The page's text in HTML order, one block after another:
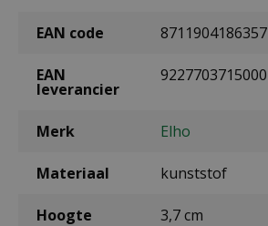
EAN code 8711904186357
EAN
leverancier
9227703715000
Merk Elho
Materiaal kunststof
Hoogte 3,7 cm